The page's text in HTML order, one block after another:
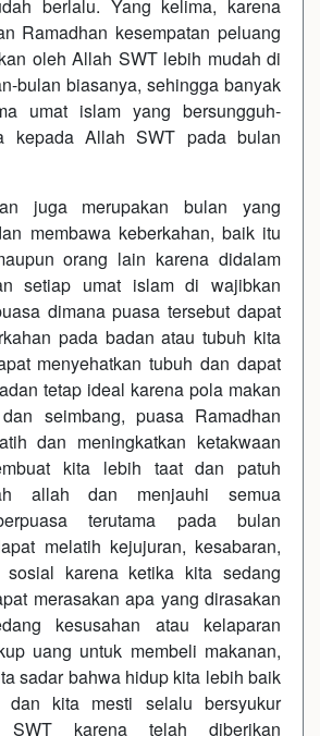
berlalu. Yang kelima, karena
Ramadhan kesempatan peluang
oleh Allah SWT lebih mudah di
bulan biasanya, sehingga banyak
umat islam yang bersungguh-
kepada Allah SWT pada bulan
juga merupakan bulan yang
membawa keberkahan, baik itu
orang lain karena didalam
setiap umat islam di wajibkan
dimana puasa tersebut dapat
pada badan atau tubuh kita
menyehatkan tubuh dan dapat
tetap ideal karena pola makan
seimbang, puasa Ramadhan
dan meningkatkan ketakwaan
kita lebih taat dan patuh
allah dan menjauhi semua
terutama pada bulan
melatih kejujuran, kesabaran,
karena ketika kita sedang
merasakan apa yang dirasakan
kesusahan atau kelaparan
uang untuk membeli makanan,
sadar bahwa hidup kita lebih baik
kita mesti selalu bersyukur
karena telah diberikan